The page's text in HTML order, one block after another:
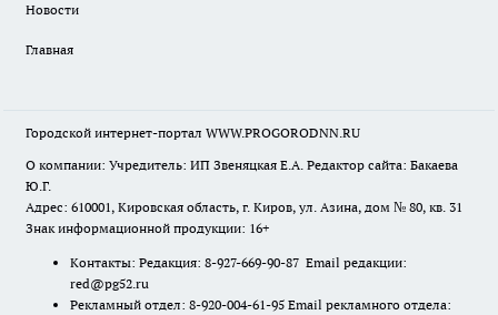
Новости
Главная
Городской интернет-портал WWW.PROGORODNN.RU
О компании: Учредитель: ИП Звеняцкая Е.А. Редактор сайта: Бакаева
Ю.Г.
Адрес: 610001, Кировская область, г. Киров, ул. Азина, дом № 80, кв. 31
Знак информационной продукции: 16+
Контакты: Редакция: 8-927-669-90-87 Email редакции:
red@pg52.ru
Рекламный отдел: 8-920-004-61-95 Email рекламного отдела: